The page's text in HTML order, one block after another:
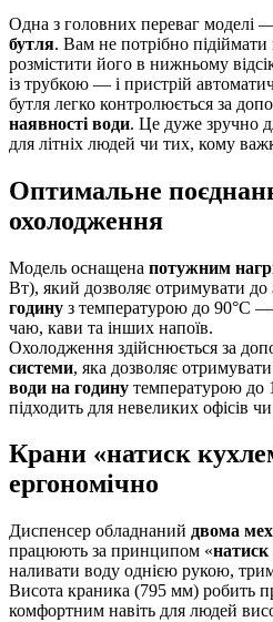
Одна з головних переваг моделі
бутля. Вам не потрібно
розмістити його в нижньому
із трубкою — і пристрій
бутля легко контролюється за
наявності води. Це дуже зручно
для літніх людей чи тих, кому
Оптимальне
охолодження
Модель оснащена потужним
Вт), який дозволяє отримувати до
годину з температурою до 90°C
чаю, кави та інших напоїв.
Охолодження здійснюється за
системи, яка дозволяє
води на годину температурою до
підходить для невеликих офісів
Крани «натиск
ергономічно
Диспенсер обладнаний двома
працюють за принципом «
наливати воду однією рукою,
Висота краника (795 мм) робить
комфортним навіть для людей